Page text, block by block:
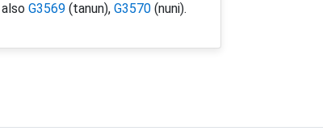
G3569 (tanun), G3570 (nuni).